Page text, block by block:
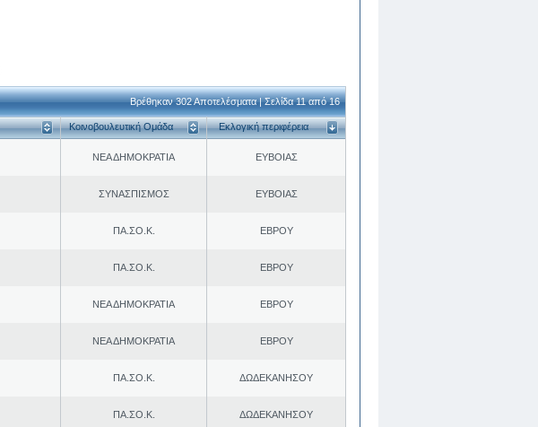
Βρέθηκαν 302 Αποτελέσματα | Σελίδα 11 από 16
Κοινοβουλευτική Ομάδα Εκλογική περιφέρεια
ΝΕΑ ΔΗΜΟΚΡΑΤΙΑ ΕΥΒΟΙΑΣ
ΣΥΝΑΣΠΙΣΜΟΣ ΕΥΒΟΙΑΣ
ΠΑ.ΣΟ.Κ. ΕΒΡΟΥ
ΠΑ.ΣΟ.Κ. ΕΒΡΟΥ
ΝΕΑ ΔΗΜΟΚΡΑΤΙΑ ΕΒΡΟΥ
ΝΕΑ ΔΗΜΟΚΡΑΤΙΑ ΕΒΡΟΥ
ΠΑ.ΣΟ.Κ. ΔΩΔΕΚΑΝΗΣΟΥ
ΠΑ.ΣΟ.Κ. ΔΩΔΕΚΑΝΗΣΟΥ